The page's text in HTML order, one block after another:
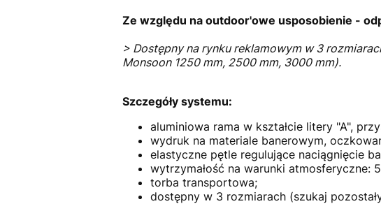
Ze względu na outdoor'owe usposobienie -
> Dostępny na rynku reklamowym w 3
Monsoon 1250 mm, 2500 mm, 3000 mm).
Szczegóły systemu:
aluminiowa rama w kształcie litery "A",
wydruk na materiale banerowym,
elastyczne pętle regulujące naciągnięcie
wytrzymałość na warunki atmosferyczne:
torba transportowa;
dostępny w 3 rozmiarach (szukaj